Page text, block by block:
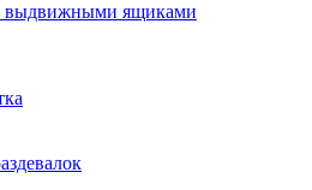
выдвижными ящиками